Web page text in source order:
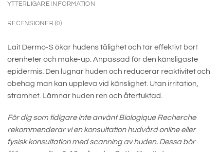
YTTERLIGARE INFORMATION
RECENSIONER (0)
Lait Dermo-S ökar hudens tålighet och tar effektivt bort
orenheter och make-up. Anpassad för den känsligaste
epidermis. Den lugnar huden och reducerar reaktivitet och
obehag man kan uppleva vid känslighet. Utan irritation,
stramhet. Lämnar huden ren och återfuktad.
För dig som tidigare inte använt Biologique Recherche
rekommenderar vi en konsultation hudvård online eller
fysisk konsultation med scanning av huden. Dessa bör